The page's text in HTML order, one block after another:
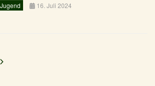
Jugend
16. Juli 2024
BTTV Junior-Race 2023-24 in
Beitrag: Qualifikationsturnier für die